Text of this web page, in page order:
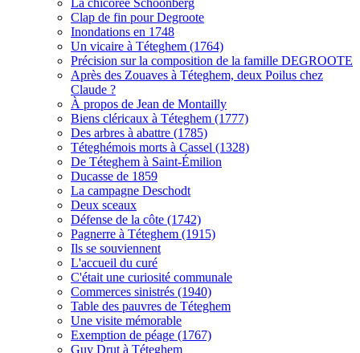
La chicorée Schoonberg
Clap de fin pour Degroote
Inondations en 1748
Un vicaire à Téteghem (1764)
Précision sur la composition de la famille DEGROOTE
Après des Zouaves à Téteghem, deux Poilus chez
Claude ?
À propos de Jean de Montailly
Biens cléricaux à Téteghem (1777)
Des arbres à abattre (1785)
Téteghémois morts à Cassel (1328)
De Téteghem à Saint-Émilion
Ducasse de 1859
La campagne Deschodt
Deux sceaux
Défense de la côte (1742)
Pagnerre à Téteghem (1915)
Ils se souviennent
L'accueil du curé
C'était une curiosité communale
Commerces sinistrés (1940)
Table des pauvres de Téteghem
Une visite mémorable
Exemption de péage (1767)
Guy Drut à Téteghem